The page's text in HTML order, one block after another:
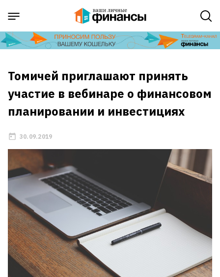
Томичей приглашают принять
участие в вебинаре о финансовом
планировании и инвестициях
30.09.2019